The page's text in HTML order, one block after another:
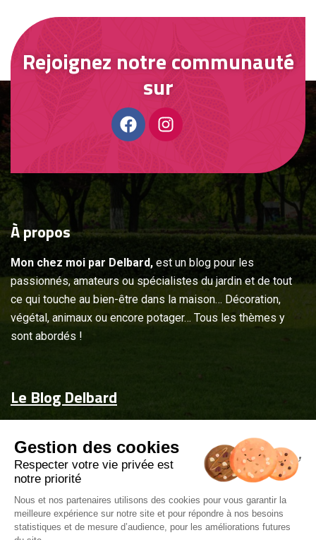
Rejoignez notre communauté
sur
Àpropos
Mon chez moi par Delbard, est un blog pour les
passionnés, amateurs ou spécialistes du jardin et de tout
ce qui touche au bien-être dans la maison… Décoration,
végétal, animaux ou encore potager… Tous les thèmes y
sont abordés !
Le Blog Delbard
Jardin & maison
Inspiration
Couvrez-les d'attentions
Delbard.fr
Gestion des cookies
Respecter votre vie privée est
notre priorité
Nous et nos partenaires utilisons des cookies pour vous garantir la
meilleure expérience sur notre site et pour répondre à nos besoins
statistiques et de mesure d’audience, pour les améliorations futures